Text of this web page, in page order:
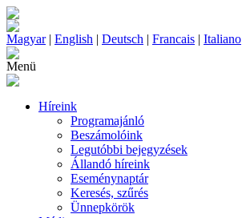
Magyar| English | Deutsch | Francais | Italiano
Menü
Híreink
Programajánló
Beszámolóink
Legutóbbi bejegyzések
Állandó híreink
Eseménynaptár
Keresés, szűrés
Ünnepkörök